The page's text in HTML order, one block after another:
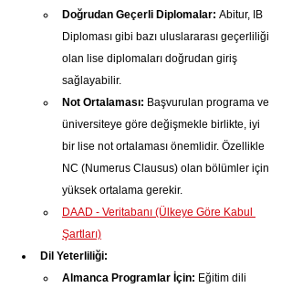
Doğrudan Geçerli Diplomalar: Abitur, IB
Diploması gibi bazı uluslararası geçerliliği
olan lise diplomaları doğrudan giriş
sağlayabilir.
Not Ortalaması: Başvurulan programa ve
üniversiteye göre değişmekle birlikte, iyi
bir lise not ortalaması önemlidir. Özellikle
NC (Numerus Clausus) olan bölümler için
yüksek ortalama gerekir.
DAAD - Veritabanı (Ülkeye Göre Kabul
Şartları)
Dil Yeterliliği:
Almanca Programlar İçin: Eğitim dili